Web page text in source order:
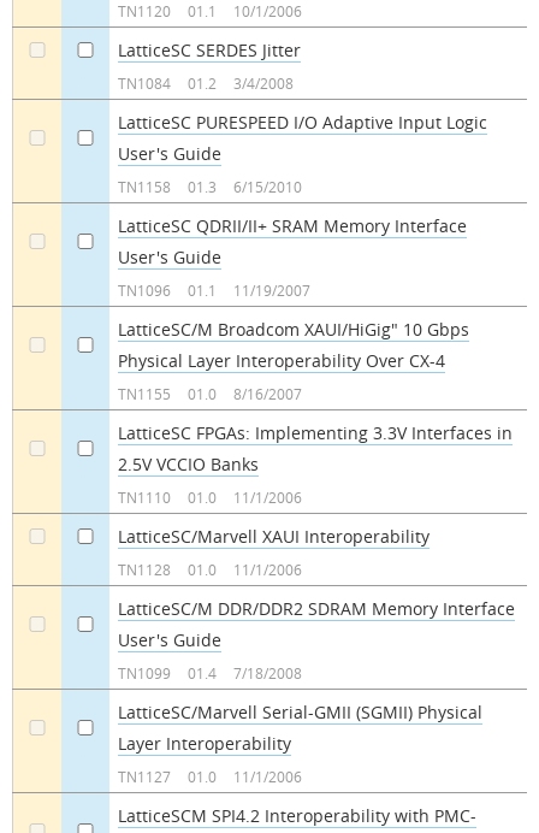
TN1120 01.1 10/1/2006
LatticeSC SERDES Jitter
TN1084 01.2 3/4/2008
LatticeSC PURESPEED I/O Adaptive Input Logic
User's Guide
TN1158 01.3 6/15/2010
LatticeSC QDRII/II+ SRAM Memory Interface
User's Guide
TN1096 01.1 11/19/2007
LatticeSC/M Broadcom XAUI/HiGig" 10 Gbps
Physical Layer Interoperability Over CX-4
TN1155 01.0 8/16/2007
LatticeSC FPGAs: Implementing 3.3V Interfaces in
2.5V VCCIO Banks
TN1110 01.0 11/1/2006
LatticeSC/Marvell XAUI Interoperability
TN1128 01.0 11/1/2006
LatticeSC/M DDR/DDR2 SDRAM Memory Interface
User's Guide
TN1099 01.4 7/18/2008
LatticeSC/Marvell Serial-GMII (SGMII) Physical
Layer Interoperability
TN1127 01.0 11/1/2006
LatticeSCM SPI4.2 Interoperability with PMC-